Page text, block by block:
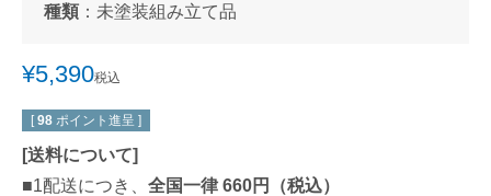
種類 ： 未塗装組み立て品
¥5,390税込
[ 98 ポイント進呈 ]
[送料について]
■1配送につき、 全国一律 660円（税込）